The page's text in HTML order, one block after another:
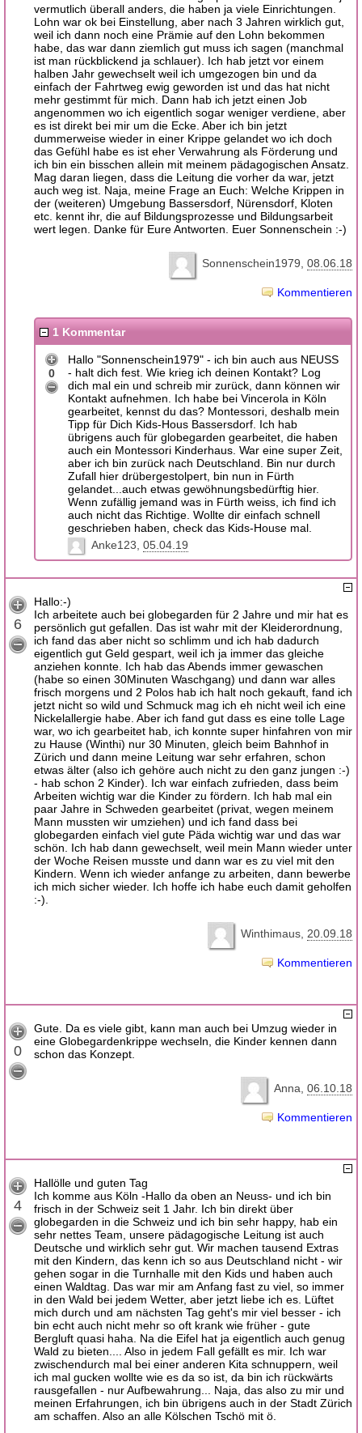
vermutlich überall anders, die haben ja viele Einrichtungen.
Lohn war ok bei Einstellung, aber nach 3 Jahren wirklich gut,
weil ich dann noch eine Prämie auf den Lohn bekommen
habe, das war dann ziemlich gut muss ich sagen (manchmal
ist man rückblickend ja schlauer). Ich hab jetzt vor einem
halben Jahr gewechselt weil ich umgezogen bin und da
einfach der Fahrtweg ewig geworden ist und das hat nicht
mehr gestimmt für mich. Dann hab ich jetzt einen Job
angenommen wo ich eigentlich sogar weniger verdiene, aber
es ist direkt bei mir um die Ecke. Aber ich bin jetzt
dummerweise wieder in einer Krippe gelandet wo ich doch
das Gefühl habe es ist eher Verwahrung als Förderung und
ich bin ein bisschen allein mit meinem pädagogischen Ansatz.
Mag daran liegen, dass die Leitung die vorher da war, jetzt
auch weg ist. Naja, meine Frage an Euch: Welche Krippen in
der (weiteren) Umgebung Bassersdorf, Nürensdorf, Kloten
etc. kennt ihr, die auf Bildungsprozesse und Bildungsarbeit
wert legen. Danke für Eure Antworten. Euer Sonnenschein :-)
Sonnenschein1979 08.06.18
Kommentieren
1 Kommentar
0
Hallo "Sonnenschein1979" - ich bin auch aus NEUSS
- halt dich fest. Wie krieg ich deinen Kontakt? Log
dich mal ein und schreib mir zurück, dann können wir
Kontakt aufnehmen. Ich habe bei Vincerola in Köln
gearbeitet, kennst du das? Montessori, deshalb mein
Tipp für Dich Kids-Hous Bassersdorf. Ich hab
übrigens auch für globegarden gearbeitet, die haben
auch ein Montessori Kinderhaus. War eine super Zeit,
aber ich bin zurück nach Deutschland. Bin nur durch
Zufall hier drübergestolpert, bin nun in Fürth
gelandet...auch etwas gewöhnungsbedürftig hier.
Wenn zufällig jemand was in Fürth weiss, ich find ich
auch nicht das Richtige. Wollte dir einfach schnell
geschrieben haben, check das Kids-House mal.
Anke123 05.04.19
6
Hallo:-)
Ich arbeitete auch bei globegarden für 2 Jahre und mir hat es
persönlich gut gefallen. Das ist wahr mit der Kleiderordnung,
ich fand das aber nicht so schlimm und ich hab dadurch
eigentlich gut Geld gespart, weil ich ja immer das gleiche
anziehen konnte. Ich hab das Abends immer gewaschen
(habe so einen 30Minuten Waschgang) und dann war alles
frisch morgens und 2 Polos hab ich halt noch gekauft, fand ich
jetzt nicht so wild und Schmuck mag ich eh nicht weil ich eine
Nickelallergie habe. Aber ich fand gut dass es eine tolle Lage
war, wo ich gearbeitet hab, ich konnte super hinfahren von mir
zu Hause (Winthi) nur 30 Minuten, gleich beim Bahnhof in
Zürich und dann meine Leitung war sehr erfahren, schon
etwas älter (also ich gehöre auch nicht zu den ganz jungen :-)
- hab schon 2 Kinder). Ich war einfach zufrieden, dass beim
Arbeiten wichtig war die Kinder zu fördern. Ich hab mal ein
paar Jahre in Schweden gearbeitet (privat, wegen meinem
Mann mussten wir umziehen) und ich fand dass bei
globegarden einfach viel gute Päda wichtig war und das war
schön. Ich hab dann gewechselt, weil mein Mann wieder unter
der Woche Reisen musste und dann war es zu viel mit den
Kindern. Wenn ich wieder anfange zu arbeiten, dann bewerbe
ich mich sicher wieder. Ich hoffe ich habe euch damit geholfen
:-).
Winthimaus 20.09.18
Kommentieren
0
Gute. Da es viele gibt, kann man auch bei Umzug wieder in
eine Globegardenkrippe wechseln, die Kinder kennen dann
schon das Konzept.
Anna 06.10.18
Kommentieren
4
Hallölle und guten Tag
Ich komme aus Köln -Hallo da oben an Neuss- und ich bin
frisch in der Schweiz seit 1 Jahr. Ich bin direkt über
globegarden in die Schweiz und ich bin sehr happy, hab ein
sehr nettes Team, unsere pädagogische Leitung ist auch
Deutsche und wirklich sehr gut. Wir machen tausend Extras
mit den Kindern, das kenn ich so aus Deutschland nicht - wir
gehen sogar in die Turnhalle mit den Kids und haben auch
einen Waldtag. Das war mir am Anfang fast zu viel, so immer
in den Wald bei jedem Wetter, aber jetzt liebe ich es. Lüftet
mich durch und am nächsten Tag geht's mir viel besser - ich
bin echt auch nicht mehr so oft krank wie früher - gute
Bergluft quasi haha. Na die Eifel hat ja eigentlich auch genug
Wald zu bieten.... Also in jedem Fall gefällt es mir. Ich war
zwischendurch mal bei einer anderen Kita schnuppern, weil
ich mal gucken wollte wie es da so ist, da bin ich rückwärts
rausgefallen - nur Aufbewahrung... Naja, das also zu mir und
meinen Erfahrungen, ich bin übrigens auch in der Stadt Zürich
am schaffen. Also an alle Kölschen Tschö mit ö.